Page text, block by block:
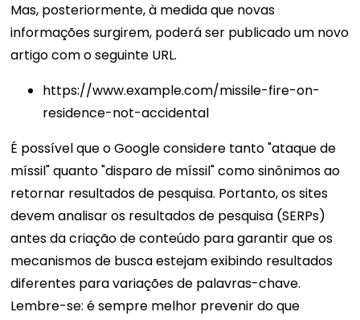
Mas, posteriormente, à medida que novas
informações surgirem, poderá ser publicado um novo
artigo com o seguinte URL.
https://www.example.com/missile-fire-on-
residence-not-accidental
É possível que o Google considere tanto "ataque de
míssil" quanto "disparo de míssil" como sinônimos ao
retornar resultados de pesquisa. Portanto, os sites
devem analisar os resultados de pesquisa (SERPs)
antes da criação de conteúdo para garantir que os
mecanismos de busca estejam exibindo resultados
diferentes para variações de palavras-chave.
Lembre-se: é sempre melhor prevenir do que